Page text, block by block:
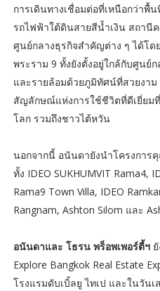
การเดินทางเชื่อมต่อที่เหนือกว่าพื้
รถไฟฟ้าใต้ดินสายสีน้ำเงิน สถานีค
ศูนย์กลางธุรกิจสำคัญต่าง ๆ ได้โด
พระราม 9 ทั้งยังตั้งอยู่ใกล้กับศูน
และรายล้อมด้วยภูมิทัศน์ที่สวยงาม
สัญลักษณ์แห่งการใช้ชีวิตที่ดีเยี่ยม
โลก รวมถึงชาวไต้หวัน
นอกจากนี้ อนันดายังนำโครงกา
ทั้ง IDEO SUKHUMVIT Rama4,
Rama9 Town Villa, IDEO
Rangnam, Ashton Silom และ
อนันดาและ โธรน พร็อพเพอร์ตี้ฯ
Explore Bangkok Real Estate
โรงแรมดับเบิ้ลยู ไทเป และในวัน